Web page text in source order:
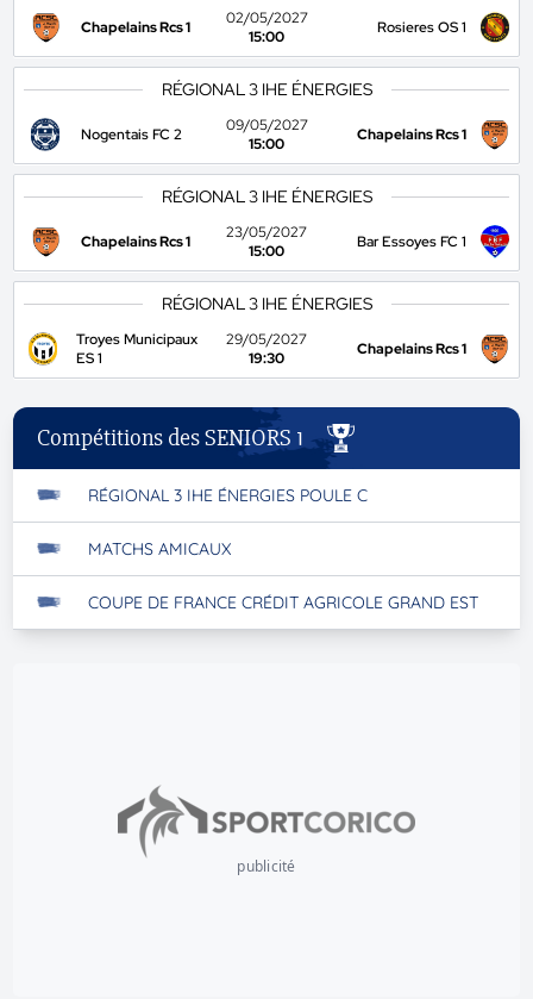
Chapelains Rcs 1
02/05/2027
15:00
Rosieres OS 1
RÉGIONAL 3 IHE ÉNERGIES
Nogentais FC 2
09/05/2027
15:00
Chapelains Rcs 1
RÉGIONAL 3 IHE ÉNERGIES
Chapelains Rcs 1
23/05/2027
15:00
Bar Essoyes FC 1
RÉGIONAL 3 IHE ÉNERGIES
Troyes Municipaux
ES 1
29/05/2027
19:30
Chapelains Rcs 1
Compétitions des SENIORS 1
RÉGIONAL 3 IHE ÉNERGIES POULE C
MATCHS AMICAUX
COUPE DE FRANCE CRÉDIT AGRICOLE GRAND EST
publicité